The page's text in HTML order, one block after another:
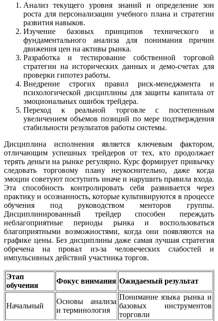
Анализ текущего уровня знаний и определение зон
роста для персонализации учебного плана и стратегии
развития навыков.
Изучение базовых принципов технического и
фундаментального анализа для понимания причин
движения цен на активы рынка.
Разработка и тестирование собственной торговой
стратегии на исторических данных и демо-счетах для
проверки гипотез работы.
Внедрение строгих правил риск-менеджмента и
психологической дисциплины для защиты капитала от
эмоциональных ошибок трейдера.
Переход к реальной торговле с постепенным
увеличением объемов позиций по мере подтверждения
стабильности результатов работы системы.
Дисциплина исполнения является ключевым фактором,
отличающим успешных трейдеров от тех, кто продолжает
терять деньги на рынке регулярно. Курс формирует привычку
следовать торговому плану неукоснительно, даже когда
эмоции советуют поступить иначе и нарушить правила входа.
Эта способность контролировать себя развивается через
практику и осознанность, которые культивируются в процессе
обучения под руководством менторов группы.
Дисциплинированный трейдер способен переждать
неблагоприятные периоды рынка и воспользоваться
благоприятными возможностями, когда они появляются на
графике цены. Без дисциплины даже самая лучшая стратегия
обречена на провал из-за человеческих слабостей и
импульсивных действий участника торгов.
Этап
обучения
Фокус внимания Ожидаемый результат
Начальный
Основы анализа
и терминология
Понимание языка рынка и
базовых инструментов
торговли